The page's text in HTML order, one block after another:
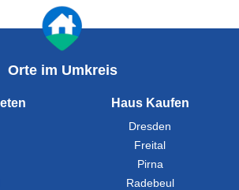
Orte im Umkreis
Haus Kaufen
Dresden
Freital
Pirna
Radebeul